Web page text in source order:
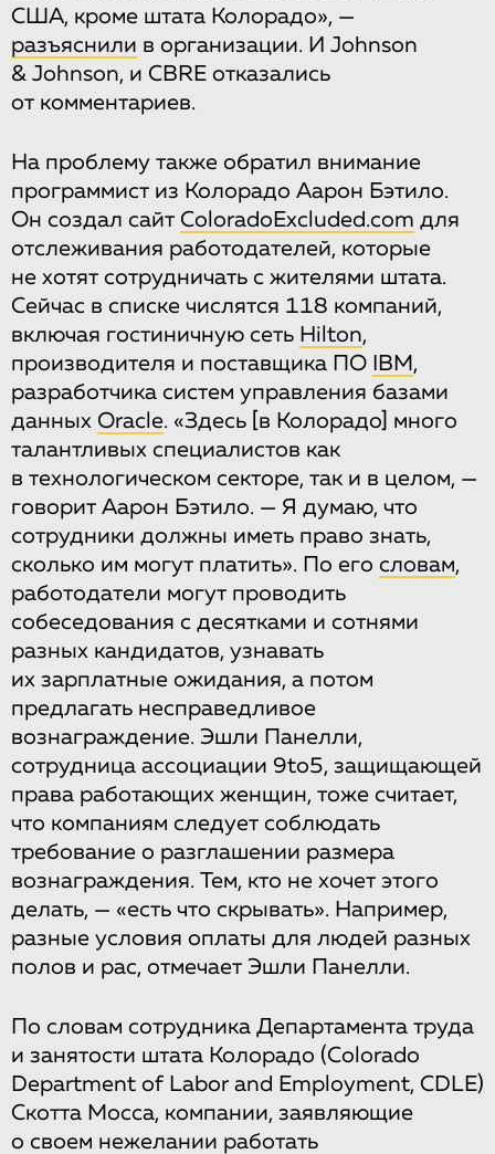
США, кроме штата Колорадо», —
разъяснили в организации. И Johnson
& Johnson, и CBRE отказались
от комментариев.
На проблему также обратил внимание
программист из Колорадо Аарон Бэтило.
Он создал сайт ColoradoExcluded.com для
отслеживания работодателей, которые
не хотят сотрудничать с жителями штата.
Сейчас в списке числятся 118 компаний,
включая гостиничную сеть Hilton,
производителя и поставщика ПО
IBM ,
разработчика систем управления базами
данных Oracle. «Здесь [в Колорадо] много
талантливых специалистов как
в технологическом секторе, так и в целом, —
говорит Аарон Бэтило. — Я думаю, что
сотрудники должны иметь право знать,
сколько им могут платить». По его словам,
работодатели могут проводить
собеседования с десятками и сотнями
разных кандидатов, узнавать
их зарплатные ожидания, а потом
предлагать несправедливое
вознаграждение. Эшли Панелли,
сотрудница ассоциации 9to5, защищающей
права работающих женщин, тоже считает,
что компаниям следует соблюдать
требование о разглашении размера
вознаграждения. Тем, кто не хочет этого
делать, — «есть что скрывать». Например,
разные условия оплаты для людей разных
полов и рас, отмечает Эшли Панелли.
По словам сотрудника Департамента труда
и занятости штата Колорадо (Colorado
Department of Labor and Employment, CDLE)
Скотта Мосса, компании, заявляющие
о своем нежелании работать